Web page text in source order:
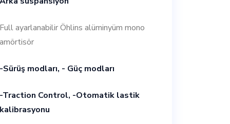
Full ayarlanabilir Öhlins alüminyüm mono
amörtisör
-Sürüş modları, - Güç modları
-Traction Control, -Otomatik lastik
kalibrasyonu